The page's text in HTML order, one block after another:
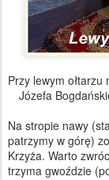
Przy lewym
Józefa
Na stropie nawy
patrzymy w górę)
Krzyża. Warto
trzyma gwoździe